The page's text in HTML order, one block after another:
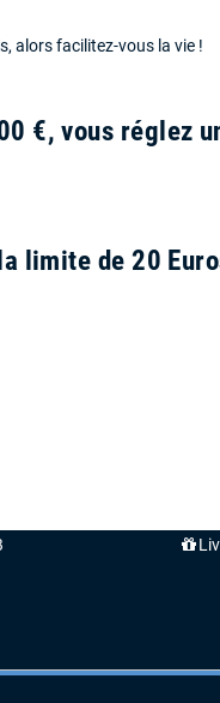
alors facilitez-vous la vie !
€, vous réglez
limite de 20